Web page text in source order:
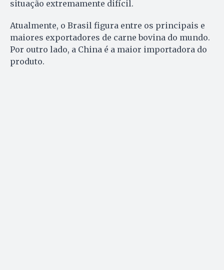
situação extremamente difícil.
Atualmente, o Brasil figura entre os principais e
maiores exportadores de carne bovina do mundo.
Por outro lado, a China é a maior importadora do
produto.